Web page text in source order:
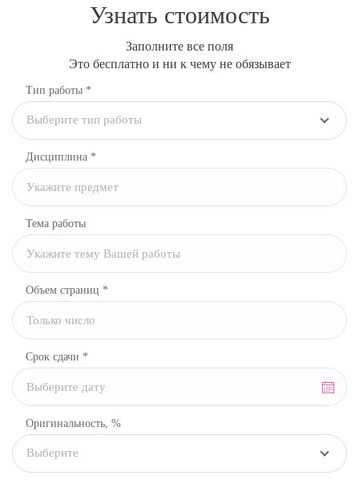
Узнать стоимость
Заполните все поля
Это бесплатно и ни к чему не обязывает
Тип работы *
Выберите тип работы
Дисциплина *
Тема работы
Объем страниц *
Срок сдачи *
Оригинальность, %
Выберите